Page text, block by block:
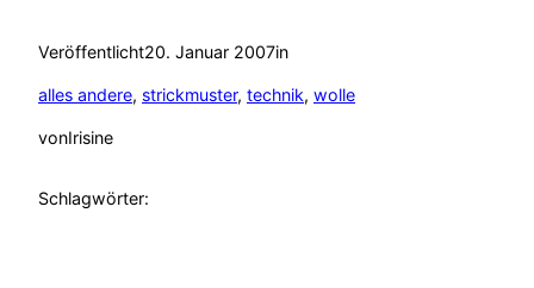
Veröffentlicht20. Januar 2007in
alles andere, strickmuster, technik, wolle
vonIrisine
Schlagwörter: